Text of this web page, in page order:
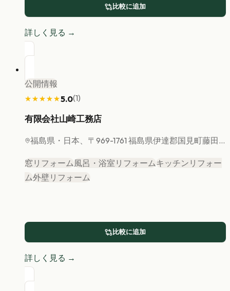
比較に追加
詳しく見る →
公開情報
★★★★★
★★★★★5.0(1)
有限会社山崎工務店
福島県 ・日本、〒969-1761 福島県伊達郡国見町藤田...
窓リフォーム 風呂・浴室リフォームキッチンリフォー
ム外壁リフォーム
比較に追加
詳しく見る →